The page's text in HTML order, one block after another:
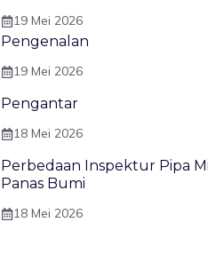
19 Mei 2026
Pengenalan
19 Mei 2026
Pengantar
18 Mei 2026
Perbedaan Inspektur Pipa
Panas Bumi
18 Mei 2026